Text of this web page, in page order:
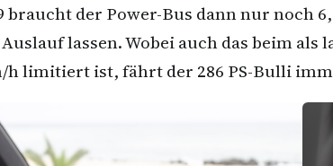
der Power-Bus dann nur noch
lassen. Wobei auch das beim
limitiert ist, fährt der 286 PS-Bulli